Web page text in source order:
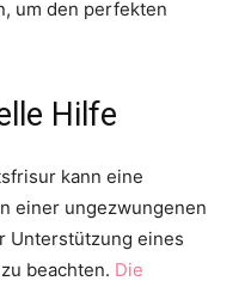
um den perfekten
Hilfe
kann eine
einer ungezwungenen
Unterstützung eines
beachten. Die